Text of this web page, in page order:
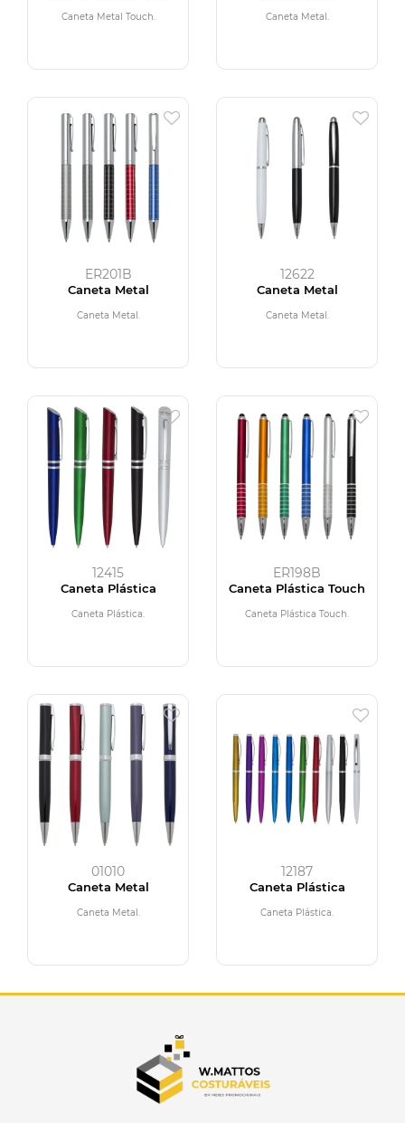
Caneta Metal Touch. Caneta Metal.
ER201B
Caneta Metal
Caneta Metal.
12622
Caneta Metal
Caneta Metal.
12415
Caneta Plástica
Caneta Plástica.
ER198B
Caneta Plástica Touch
Caneta Plástica Touch.
01010
Caneta Metal
Caneta Metal.
12187
Caneta Plástica
Caneta Plástica.